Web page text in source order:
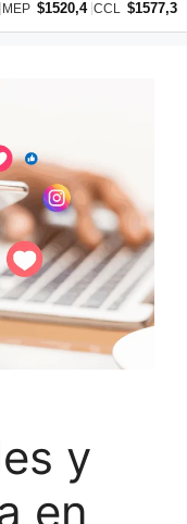
MEP $1520,4 CCL $1577,3
y
en